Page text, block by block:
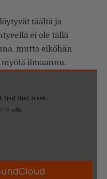
täältä ja
ei ole tällä
mutta eiköhän
ilmaannu.